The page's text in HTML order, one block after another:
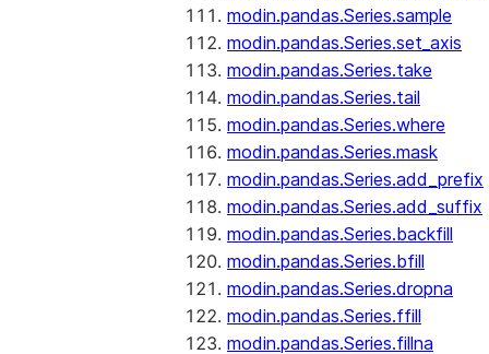
modin.pandas.Series.sample
modin.pandas.Series.set_axis
modin.pandas.Series.take
modin.pandas.Series.tail
modin.pandas.Series.where
modin.pandas.Series.mask
modin.pandas.Series.add_prefix
modin.pandas.Series.add_suffix
modin.pandas.Series.backfill
modin.pandas.Series.bfill
modin.pandas.Series.dropna
modin.pandas.Series.ffill
modin.pandas.Series.fillna